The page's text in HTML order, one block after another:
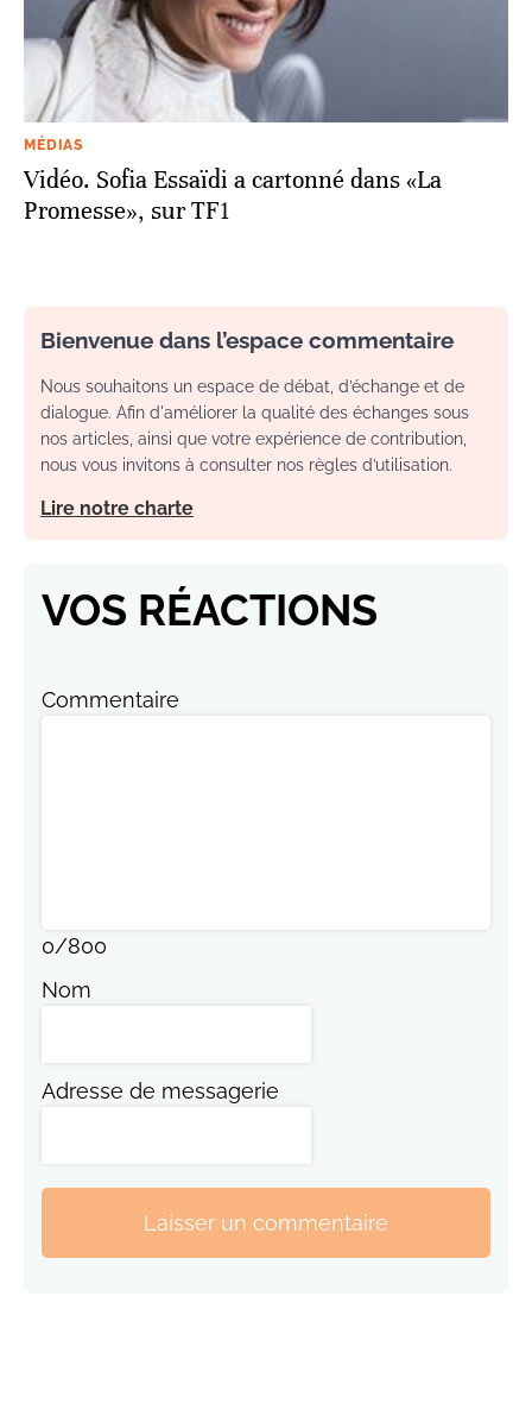
MÉDIAS
Vidéo. Sofia Essaïdi a cartonné dans «La
Promesse», sur TF1
Bienvenue dans l’espace commentaire
Nous souhaitons un espace de débat, d’échange et de
dialogue. Afin d'améliorer la qualité des échanges sous
nos articles, ainsi que votre expérience de contribution,
nous vous invitons à consulter nos règles d’utilisation.
Lire notre charte
VOS RÉACTIONS
Commentaire
0/800
Nom
Adresse de messagerie
Laisser un commentaire